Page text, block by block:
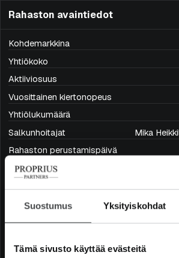
Suostumus Yksityiskohdat
Tämä sivusto käyttää evästeitä
Rahaston avaintiedot
Kohdemarkkina
Yhtiökoko
Aktiiviosuus
Vuosittainen kiertonopeus
Yhtiölukumäärä
Salkunhoitajat
Mika
Rahaston perustamispäivä
Osuussarja ja ISIN
Rahaston koko (milj. €)